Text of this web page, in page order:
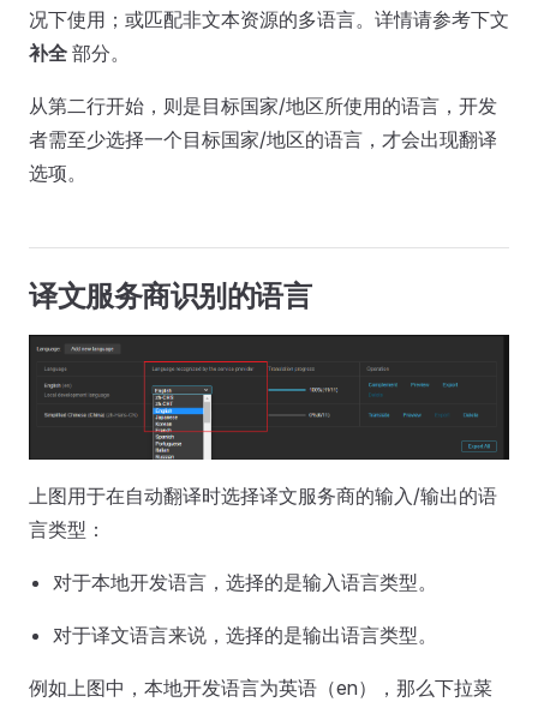
况下使用；或匹配非文本资源的多语言。详情请参考下文
补全 部分。
从第二行开始，则是目标国家/地区所使用的语言，开发
者需至少选择一个目标国家/地区的语言，才会出现翻译
选项。
译文服务商识别的语言
上图用于在自动翻译时选择译文服务商的输入/输出的语
言类型：
对于本地开发语言，选择的是输入语言类型。
对于译文语言来说，选择的是输出语言类型。
例如上图中，本地开发语言为英语（en），那么下拉菜